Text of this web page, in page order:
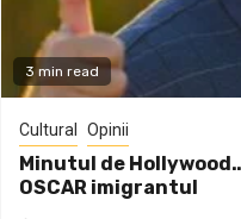
3 min read
Cultural Opinii
Minutul de
OSCAR imigrantul